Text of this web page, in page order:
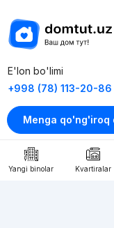
Menga qo'ng'iroq
Yangi binolar Kvartiralar
E'lon bo'limi
+998 (78) 113-20-86
+998 (93) 390-30-10
Пн-Пт. С 9:30 до 18:00
RU UZ